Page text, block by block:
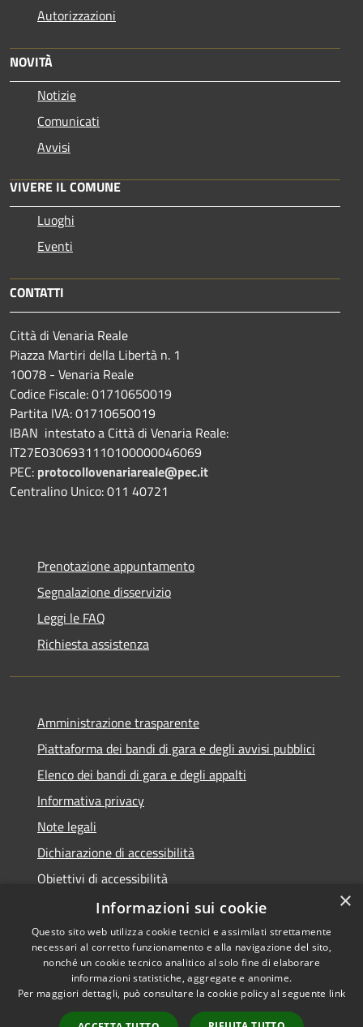
Autorizzazioni
NOVITÀ
Notizie
Comunicati
Avvisi
VIVERE IL COMUNE
Luoghi
Eventi
CONTATTI
Città di Venaria Reale
Piazza Martiri della Libertà n. 1
10078 - Venaria Reale
Codice Fiscale: 01710650019
Partita IVA: 01710650019
IBAN intestato a Città di Venaria Reale:
IT27E0306931110100000046069
PEC: protocollovenariareale@pec.it
Centralino Unico: 011 40721
Prenotazione appuntamento
Segnalazione disservizio
Leggi le FAQ
Richiesta assistenza
Amministrazione trasparente
Piattaforma dei bandi di gara e degli avvisi pubblici
Elenco dei bandi di gara e degli appalti
Informativa privacy
Note legali
Dichiarazione di accessibilità
Obiettivi di accessibilità
Accessibilità
Privacy
×
Informazioni sui cookie
Questo sito web utilizza cookie tecnici e assimilati strettamente
necessari al corretto funzionamento e alla navigazione del sito,
nonché un cookie tecnico analitico al solo fine di elaborare
informazioni statistiche, aggregate e anonime.
Per maggiori dettagli, può consultare la cookie policy al seguente link